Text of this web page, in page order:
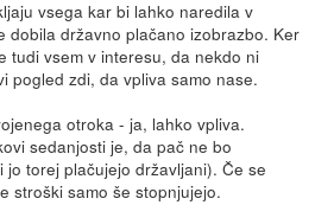
vsega kar bi lahko naredila v
dobila državno plačano izobrazbo. Ker
tudi vsem v interesu, da nekdo ni
pogled zdi, da vpliva samo nase.
otroka - ja, lahko vpliva.
sedanjosti je, da pač ne bo
torej plačujejo državljani). Če se
stroški samo še stopnjujejo.